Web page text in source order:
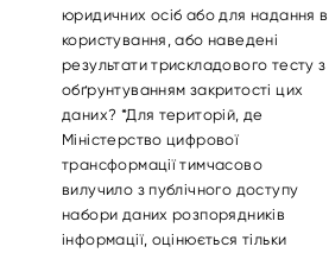
юридичних осіб або для надання в
користування, або наведені
результати трискладового тесту з
обґрунтуванням закритості цих
даних? *Для територій, де
Міністерство цифрової
трансформації тимчасово
вилучило з публічного доступу
набори даних розпорядників
інформації, оцінюється тільки